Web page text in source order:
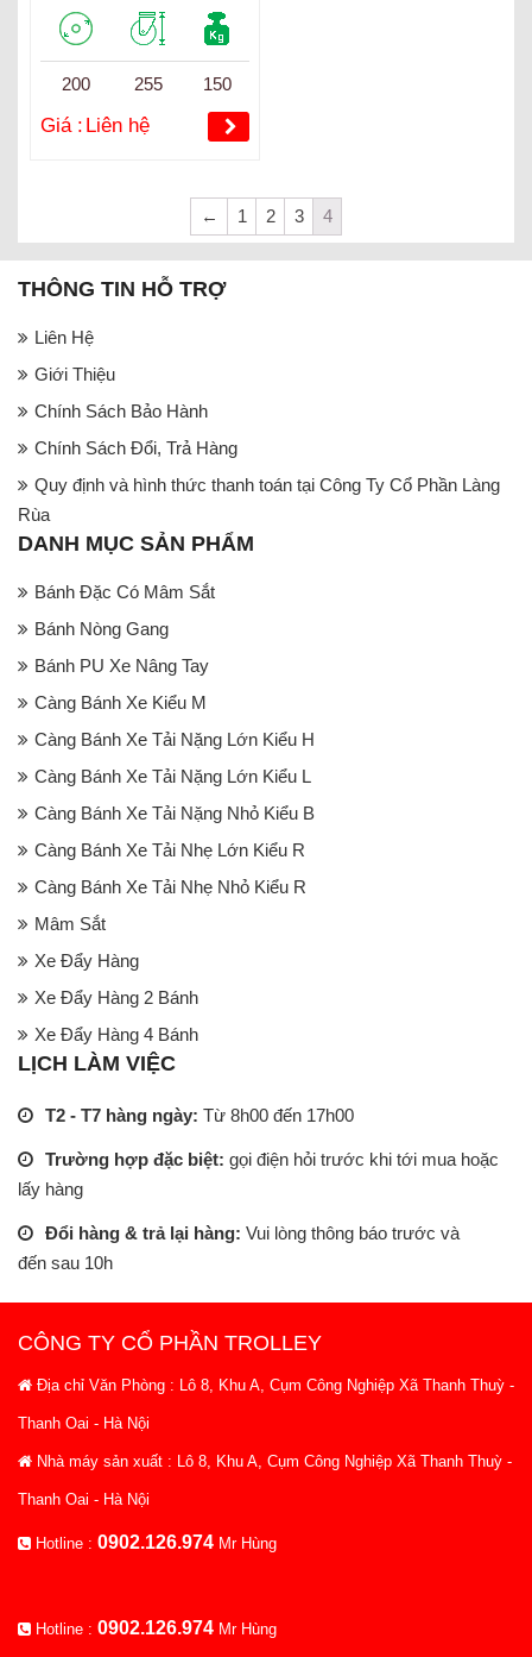
200 255 150
Giá : Liên hệ
← 1 2 3 4
THÔNG TIN HỖ TRỢ
Liên Hệ
Giới Thiệu
Chính Sách Bảo Hành
Chính Sách Đổi, Trả Hàng
Quy định và hình thức thanh toán tại Công Ty Cổ Phần Làng
Rùa
DANH MỤC SẢN PHẨM
Bánh Đặc Có Mâm Sắt
Bánh Nòng Gang
Bánh PU Xe Nâng Tay
Càng Bánh Xe Kiểu M
Càng Bánh Xe Tải Nặng Lớn Kiểu H
Càng Bánh Xe Tải Nặng Lớn Kiểu L
Càng Bánh Xe Tải Nặng Nhỏ Kiểu B
Càng Bánh Xe Tải Nhẹ Lớn Kiểu R
Càng Bánh Xe Tải Nhẹ Nhỏ Kiểu R
Mâm Sắt
Xe Đẩy Hàng
Xe Đẩy Hàng 2 Bánh
Xe Đẩy Hàng 4 Bánh
LỊCH LÀM VIỆC
T2 - T7 hàng ngày: Từ 8h00 đến 17h00
Trường hợp đặc biệt: gọi điện hỏi trước khi tới mua hoặc
lấy hàng
Đổi hàng & trả lại hàng: Vui lòng thông báo trước và
đến sau 10h
CÔNG TY CỔ PHẦN TROLLEY
Địa chỉ Văn Phòng : Lô 8, Khu A, Cụm Công Nghiệp Xã Thanh Thuỳ -
Thanh Oai - Hà Nội
Nhà máy sản xuất : Lô 8, Khu A, Cụm Công Nghiệp Xã Thanh Thuỳ -
Thanh Oai - Hà Nội
Hotline : 0902.126.974 Mr Hùng
Hotline : 0902.126.974 Mr Hùng